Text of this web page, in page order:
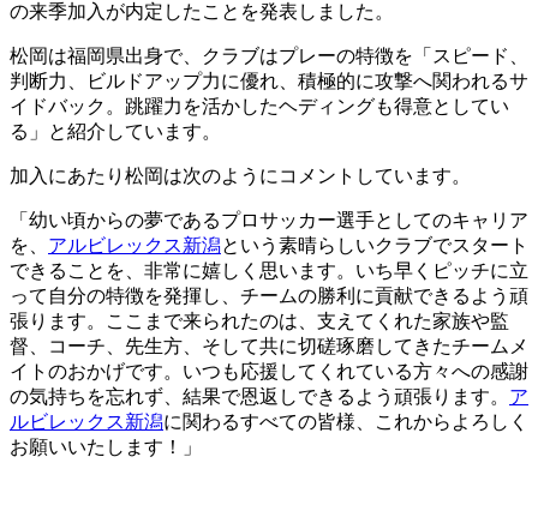
の来季加入が内定したことを発表しました。
松岡は福岡県出身で、クラブはプレーの特徴を「スピード、
判断力、ビルドアップ力に優れ、積極的に攻撃へ関われるサ
イドバック。跳躍力を活かしたヘディングも得意としてい
る」と紹介しています。
加入にあたり松岡は次のようにコメントしています。
「幼い頃からの夢であるプロサッカー選手としてのキャリア
を、 アルビレックス新潟という素晴らしいクラブでスタート
できることを、非常に嬉しく思います。いち早くピッチに立
って自分の特徴を発揮し、チームの勝利に貢献できるよう頑
張ります。ここまで来られたのは、支えてくれた家族や監
督、コーチ、先生方、そして共に切磋琢磨してきたチームメ
イトのおかげです。いつも応援してくれている方々への感謝
の気持ちを忘れず、結果で恩返しできるよう頑張ります。 ア
ルビレックス新潟に関わるすべての皆様、これからよろしく
お願いいたします！」